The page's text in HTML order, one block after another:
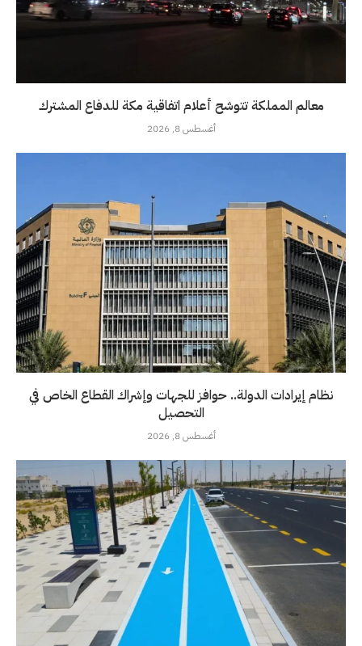
معالم المملكة تتوشح أعلام اتفاقية مكة للدفاع المشترك
أغسطس 8, 2026
نظام إيرادات الدولة.. حوافز للجهات وإشراك القطاع الخاص في
التحصيل
أغسطس 8, 2026